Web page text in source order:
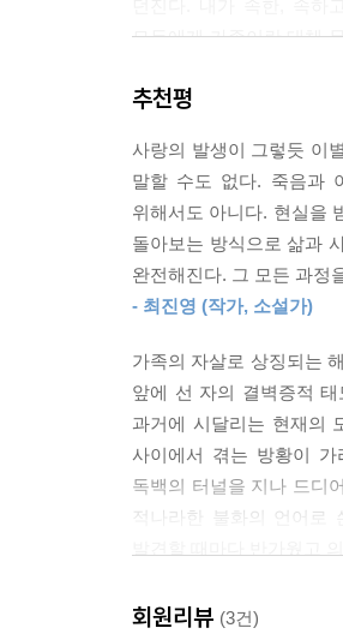
일상의 크기가 더 컸고 헤
현실적이라 좋다. 현실적
잠든 준을 향해 말하자 몸
--- pp.37-38
우리는 전날 사전 정보 없
경으로 걷고 또 걸었다.
빙하 조각들도 각자의 속
지금 같이 보자.
준은 고개를 끄덕였다. 우
--- pp.186-187
모두에게 가족이란 대체
나는 그를 잊고 살았다.
다시 말해 내 삶에서 어
공포스럽고 두려운 일이었
소설은 ‘나’의 과거와
달라질 수도 있었을 모
‘나’의 슬픈 노력이자,
현재가 조우하는 순간,
결말부로 향하며 느리게
태도는, 이 지난한 과정
추천평
사랑의 발생이 그렇듯 이
말할 수도 없다. 죽음과
위해서도 아니다. 현실을
돌아보는 방식으로 삶과
완전해진다. 그 모든 과정
- 최진영 (작가, 소설가)
가족의 자살로 상징되는
앞에 선 자의 결벽증적
과거에 시달리는 현재의
사이에서 겪는 방황이
독백의 터널을 지나 드디
적나라한 불화의 언어로
회원리뷰 (3건)